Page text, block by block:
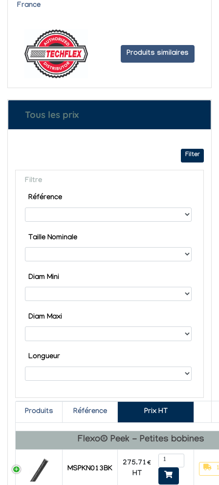
France
Produits similaires
Tous les prix
Filter
Filtre
Référence
Taille Nominale
Diam Mini
Diam Maxi
Longueur
Produits Référence Prix HT
Flexo® Peek - Petites bobines
MSPKN013BK
275.71€
HT